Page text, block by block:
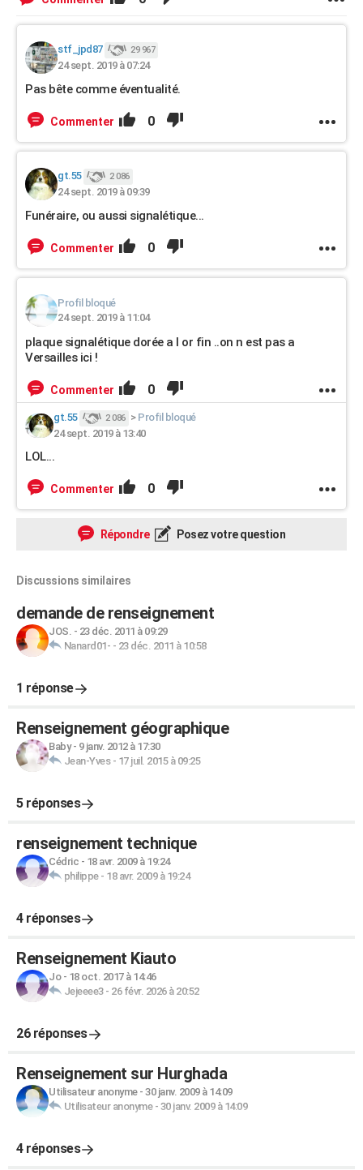
stf_jpd87 29 967
24 sept. 2019 à 07:24
Pas bête comme éventualité.
Commenter 0
gt.55 2 086
24 sept. 2019 à 09:39
Funéraire, ou aussi signalétique...
Commenter 0
Profil bloqué
24 sept. 2019 à 11:04
plaque signalétique dorée a l or fin ..on n est pas a
Versailles ici !
Commenter 0
gt.55 2 086 > Profil bloqué
24 sept. 2019 à 13:40
LOL...
Commenter 0
Répondre Posez votre question
Discussions similaires
demande de renseignement
JOS. - 23 déc. 2011 à 09:29
Nanard01- - 23 déc. 2011 à 10:58
1 réponse
Renseignement géographique
Baby- 9 janv. 2012 à 17:30
Jean-Yves- 17 juil. 2015 à 09:25
5 réponses
renseignement technique
Cédric - 18 avr. 2009 à 19:24
philippe- 18 avr. 2009 à 19:24
4 réponses
Renseignement Kiauto
Jo- 18 oct. 2017 à 14:46
Jejeeee3- 26 févr. 2026 à 20:52
26 réponses
Renseignement sur Hurghada
Utilisateur anonyme- 30 janv. 2009 à 14:09
Utilisateur anonyme- 30 janv. 2009 à 14:09
4 réponses